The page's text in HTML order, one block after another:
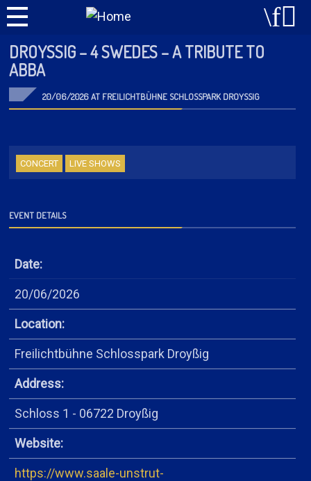
DROYSSIG – 4 SWEDES – A TRIBUTE TO A
BBA
20/06/2026 AT FREILICHTBÜHNE SCHLOSSPARK DROYSSIG
CONCERT LIVE SHOWS
EVENT DETAILS
Date:
20/06/2026
Location:
Freilichtbühne Schlosspark Droyßig
Address:
Schloss 1 - 06722 Droyßig
Website:
https://www.saale-unstrut-